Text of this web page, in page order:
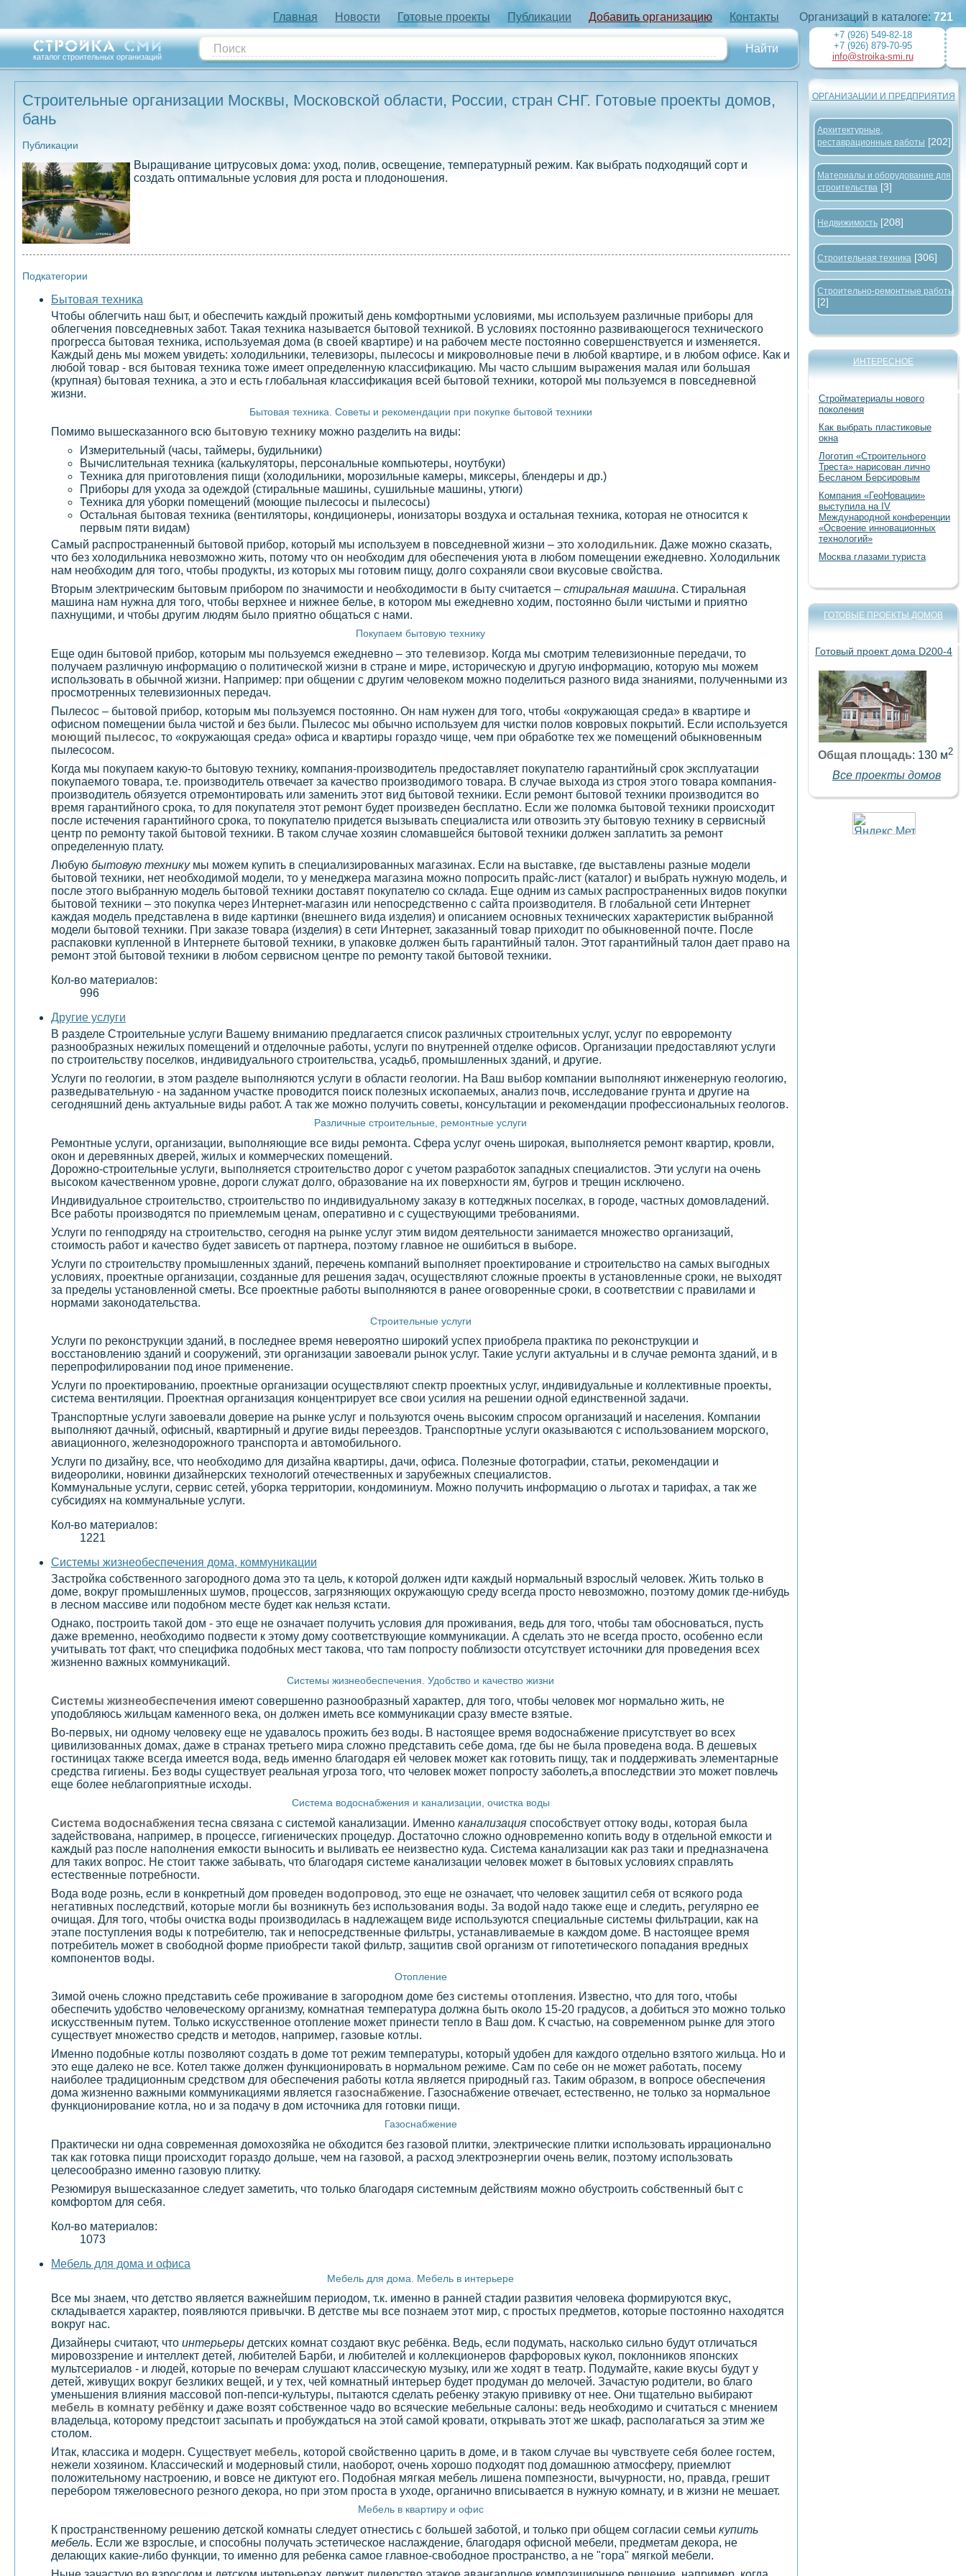
Главная Новости Готовые проекты Публикации Добавить организацию Контакты
каталог строительных организаций
Строительные организации Москвы, Московской области, России, стран СНГ. Готовые проекты домов,
бань
Публикации
Выращивание цитрусовых дома: уход, полив, освещение, температурный режим. Как выбрать подходящий сорт и
создать оптимальные условия для роста и плодоношения.
Подкатегории
Бытовая техника
Чтобы облегчить наш быт, и обеспечить каждый прожитый день комфортными условиями, мы используем различные приборы для
облегчения повседневных забот. Такая техника называется бытовой техникой. В условиях постоянно развивающегося технического
прогресса бытовая техника, используемая дома (в своей квартире) и на рабочем месте постоянно совершенствуется и изменяется.
Каждый день мы можем увидеть: холодильники, телевизоры, пылесосы и микроволновые печи в любой квартире, и в любом офисе. Как и
любой товар - вся бытовая техника тоже имеет определенную классификацию. Мы часто слышим выражения малая или большая
(крупная) бытовая техника, а это и есть глобальная классификация всей бытовой техники, которой мы пользуемся в повседневной
жизни.
Бытовая техника. Советы и рекомендации при покупке бытовой техники
Помимо вышесказанного всю бытовую технику можно разделить на виды:
Измерительный (часы, таймеры, будильники)
Вычислительная техника (калькуляторы, персональные компьютеры, ноутбуки)
Техника для приготовления пищи (холодильники, морозильные камеры, миксеры, блендеры и др.)
Приборы для ухода за одеждой (стиральные машины, сушильные машины, утюги)
Техника для уборки помещений (моющие пылесосы и пылесосы)
Остальная бытовая техника (вентиляторы, кондиционеры, ионизаторы воздуха и остальная техника, которая не относится к
первым пяти видам)
Самый распространенный бытовой прибор, который мы используем в повседневной жизни – это холодильник. Даже можно сказать,
что без холодильника невозможно жить, потому что он необходим для обеспечения уюта в любом помещении ежедневно. Холодильник
нам необходим для того, чтобы продукты, из которых мы готовим пищу, долго сохраняли свои вкусовые свойства.
Вторым электрическим бытовым прибором по значимости и необходимости в быту считается – стиральная машина. Стиральная
машина нам нужна для того, чтобы верхнее и нижнее белье, в котором мы ежедневно ходим, постоянно были чистыми и приятно
пахнущими, и чтобы другим людям было приятно общаться с нами.
Покупаем бытовую технику
Еще один бытовой прибор, которым мы пользуемся ежедневно – это телевизор. Когда мы смотрим телевизионные передачи, то
получаем различную информацию о политической жизни в стране и мире, историческую и другую информацию, которую мы можем
использовать в обычной жизни. Например: при общении с другим человеком можно поделиться разного вида знаниями, полученными из
просмотренных телевизионных передач.
Пылесос – бытовой прибор, которым мы пользуемся постоянно. Он нам нужен для того, чтобы «окружающая среда» в квартире и
офисном помещении была чистой и без были. Пылесос мы обычно используем для чистки полов ковровых покрытий. Если используется
моющий пылесос, то «окружающая среда» офиса и квартиры гораздо чище, чем при обработке тех же помещений обыкновенным
пылесосом.
Когда мы покупаем какую-то бытовую технику, компания-производитель предоставляет покупателю гарантийный срок эксплуатации
покупаемого товара, т.е. производитель отвечает за качество производимого товара. В случае выхода из строя этого товара компания-
производитель обязуется отремонтировать или заменить этот вид бытовой техники. Если ремонт бытовой техники производится во
время гарантийного срока, то для покупателя этот ремонт будет произведен бесплатно. Если же поломка бытовой техники происходит
после истечения гарантийного срока, то покупателю придется вызывать специалиста или отвозить эту бытовую технику в сервисный
центр по ремонту такой бытовой техники. В таком случае хозяин сломавшейся бытовой техники должен заплатить за ремонт
определенную плату.
Любую бытовую техникумы можем купить в специализированных магазинах. Если на выставке, где выставлены разные модели
бытовой техники, нет необходимой модели, то у менеджера магазина можно попросить прайс-лист (каталог) и выбрать нужную модель, и
после этого выбранную модель бытовой техники доставят покупателю со склада. Еще одним из самых распространенных видов покупки
бытовой техники – это покупка через Интернет-магазин или непосредственно с сайта производителя. В глобальной сети Интернет
каждая модель представлена в виде картинки (внешнего вида изделия) и описанием основных технических характеристик выбранной
модели бытовой техники. При заказе товара (изделия) в сети Интернет, заказанный товар приходит по обыкновенной почте. После
распаковки купленной в Интернете бытовой техники, в упаковке должен быть гарантийный талон. Этот гарантийный талон дает право на
ремонт этой бытовой техники в любом сервисном центре по ремонту такой бытовой техники.
Кол-во материалов:
996
Другие услуги
В разделе Строительные услуги Вашему вниманию предлагается список различных строительных услуг, услуг по евроремонту
разнообразных нежилых помещений и отделочные работы, услуги по внутренней отделке офисов. Организации предоставляют услуги
по строительству поселков, индивидуального строительства, усадьб, промышленных зданий, и другие.
Услуги по геологии, в этом разделе выполняются услуги в области геологии. На Ваш выбор компании выполняют инженерную геологию,
разведывательную - на заданном участке проводится поиск полезных ископаемых, анализ почв, исследование грунта и другие на
сегодняшний день актуальные виды работ. А так же можно получить советы, консультации и рекомендации профессиональных геологов.
Различные строительные, ремонтные услуги
Ремонтные услуги, организации, выполняющие все виды ремонта. Сфера услуг очень широкая, выполняется ремонт квартир, кровли,
окон и деревянных дверей, жилых и коммерческих помещений.
Дорожно-строительные услуги, выполняется строительство дорог с учетом разработок западных специалистов. Эти услуги на очень
высоком качественном уровне, дороги служат долго, образование на их поверхности ям, бугров и трещин исключено.
Индивидуальное строительство, строительство по индивидуальному заказу в коттеджных поселках, в городе, частных домовладений.
Все работы производятся по приемлемым ценам, оперативно и с существующими требованиями.
Услуги по генподряду на строительство, сегодня на рынке услуг этим видом деятельности занимается множество организаций,
стоимость работ и качество будет зависеть от партнера, поэтому главное не ошибиться в выборе.
Услуги по строительству промышленных зданий, перечень компаний выполняет проектирование и строительство на самых выгодных
условиях, проектные организации, созданные для решения задач, осуществляют сложные проекты в установленные сроки, не выходят
за пределы установленной сметы. Все проектные работы выполняются в ранее оговоренные сроки, в соответствии с правилами и
нормами законодательства.
Строительные услуги
Услуги по реконструкции зданий, в последнее время невероятно широкий успех приобрела практика по реконструкции и
восстановлению зданий и сооружений, эти организации завоевали рынок услуг. Такие услуги актуальны и в случае ремонта зданий, и в
перепрофилировании под иное применение.
Услуги по проектированию, проектные организации осуществляют спектр проектных услуг, индивидуальные и коллективные проекты,
система вентиляции. Проектная организация концентрирует все свои усилия на решении одной единственной задачи.
Транспортные услуги завоевали доверие на рынке услуг и пользуются очень высоким спросом организаций и населения. Компании
выполняют дачный, офисный, квартирный и другие виды переездов. Транспортные услуги оказываются с использованием морского,
авиационного, железнодорожного транспорта и автомобильного.
Услуги по дизайну, все, что необходимо для дизайна квартиры, дачи, офиса. Полезные фотографии, статьи, рекомендации и
видеоролики, новинки дизайнерских технологий отечественных и зарубежных специалистов.
Коммунальные услуги, сервис сетей, уборка территории, кондоминиум. Можно получить информацию о льготах и тарифах, а так же
субсидиях на коммунальные услуги.
Кол-во материалов:
1221
Системы жизнеобеспечения дома, коммуникации
Застройка собственного загородного дома это та цель, к которой должен идти каждый нормальный взрослый человек. Жить только в
доме, вокруг промышленных шумов, процессов, загрязняющих окружающую среду всегда просто невозможно, поэтому домик где-нибудь
в лесном массиве или подобном месте будет как нельзя кстати.
Однако, построить такой дом - это еще не означает получить условия для проживания, ведь для того, чтобы там обосноваться, пусть
даже временно, необходимо подвести к этому дому соответствующие коммуникации. А сделать это не всегда просто, особенно если
учитывать тот факт, что специфика подобных мест такова, что там попросту поблизости отсутствует источники для проведения всех
жизненно важных коммуникаций.
Системы жизнеобеспечения. Удобство и качество жизни
Системы жизнеобеспечения имеют совершенно разнообразный характер, для того, чтобы человек мог нормально жить, не
уподобляюсь жильцам каменного века, он должен иметь все коммуникации сразу вместе взятые.
Во-первых, ни одному человеку еще не удавалось прожить без воды. В настоящее время водоснабжение присутствует во всех
цивилизованных домах, даже в странах третьего мира сложно представить себе дома, где бы не была проведена вода. В дешевых
гостиницах также всегда имеется вода, ведь именно благодаря ей человек может как готовить пищу, так и поддерживать элементарные
средства гигиены. Без воды существует реальная угроза того, что человек может попросту заболеть,а впоследствии это может повлечь
еще более неблагоприятные исходы.
Система водоснабжения и канализации, очистка воды
Система водоснабжения тесна связана с системой канализации. Именно канализация способствует оттоку воды, которая была
задействована, например, в процессе, гигиенических процедур. Достаточно сложно одновременно копить воду в отдельной емкости и
каждый раз после наполнения емкости выносить и выливать ее неизвестно куда. Система канализации как раз таки и предназначена
для таких вопрос. Не стоит также забывать, что благодаря системе канализации человек может в бытовых условиях справлять
естественные потребности.
Вода воде рознь, если в конкретный дом проведен водопровод, это еще не означает, что человек защитил себя от всякого рода
негативных последствий, которые могли бы возникнуть без использования воды. За водой надо также еще и следить, регулярно ее
очищая. Для того, чтобы очистка воды производилась в надлежащем виде используются специальные системы фильтрации, как на
этапе поступления воды к потребителю, так и непосредственные фильтры, устанавливаемые в каждом доме. В настоящее время
потребитель может в свободной форме приобрести такой фильтр, защитив свой организм от гипотетического попадания вредных
компонентов воды.
Отопление
Зимой очень сложно представить себе проживание в загородном доме без системы отопления. Известно, что для того, чтобы
обеспечить удобство человеческому организму, комнатная температура должна быть около 15-20 градусов, а добиться это можно только
искусственным путем. Только искусственное отопление может принести тепло в Ваш дом. К счастью, на современном рынке для этого
существует множество средств и методов, например, газовые котлы.
Именно подобные котлы позволяют создать в доме тот режим температуры, который удобен для каждого отдельно взятого жильца. Но и
это еще далеко не все. Котел также должен функционировать в нормальном режиме. Сам по себе он не может работать, посему
наиболее традиционным средством для обеспечения работы котла является природный газ. Таким образом, в вопросе обеспечения
дома жизненно важными коммуникациями является газоснабжение. Газоснабжение отвечает, естественно, не только за нормальное
функционирование котла, но и за подачу в дом источника для готовки пищи.
Газоснабжение
Практически ни одна современная домохозяйка не обходится без газовой плитки, электрические плитки использовать иррационально
так как готовка пищи происходит гораздо дольше, чем на газовой, а расход электроэнергии очень велик, поэтому использовать
целесообразно именно газовую плитку.
Резюмируя вышесказанное следует заметить, что только благодаря системным действиям можно обустроить собственный быт с
комфортом для себя.
Кол-во материалов:
1073
Мебель для дома и офиса
Мебель для дома. Мебель в интерьере
Все мы знаем, что детство является важнейшим периодом, т.к. именно в ранней стадии развития человека формируются вкус,
складывается характер, появляются привычки. В детстве мы все познаем этот мир, с простых предметов, которые постоянно находятся
вокруг нас.
Дизайнеры считают, что интерьеры детских комнат создают вкус ребёнка. Ведь, если подумать, насколько сильно будут отличаться
мировоззрение и интеллект детей, любителей Барби, и любителей и коллекционеров фарфоровых кукол, поклонников японских
мультсериалов - и людей, которые по вечерам слушают классическую музыку, или же ходят в театр. Подумайте, какие вкусы будут у
детей, живущих вокруг безликих вещей, и у тех, чей комнатный интерьер будет продуман до мелочей. Зачастую родители, во благо
уменьшения влияния массовой поп-пепси-культуры, пытаются сделать ребенку этакую прививку от нее. Они тщательно выбирают
мебель в комнату ребёнку и даже возят собственное чадо во всяческие мебельные салоны: ведь необходимо и считаться с мнением
владельца, которому предстоит засыпать и пробуждаться на этой самой кровати, открывать этот же шкаф, располагаться за этим же
столом.
Итак, классика и модерн. Существует мебель, которой свойственно царить в доме, и в таком случае вы чувствуете себя более гостем,
нежели хозяином. Классический и модерновый стили, наоборот, очень хорошо подходят под домашнюю атмосферу, приемлют
положительному настроению, и вовсе не диктуют его. Подобная мягкая мебель лишена помпезности, вычурности, но, правда, грешит
перебором тяжеловесного резного декора, но при этом проста в уходе, органично вписывается в нужную комнату, и в жизни не мешает.
Мебель в квартиру и офис
К пространственному решению детской комнаты следует отнестись с большей заботой, и только при общем согласии семьи купить
мебель. Если же взрослые, и способны получать эстетическое наслаждение, благодаря офисной мебели, предметам декора, не
делающих какие-либо функции, то именно для ребенка самое главное-свободное пространство, а не "гора" мягкой мебели.
Организаций в каталоге: 721
+7 (926) 549-82-18
+7 (926) 879-70-95
info@stroika-smi.ru
ОРГАНИЗАЦИИ И ПРЕДПРИЯТИЯ
Архитектурные,
реставрационные работы [202]
Материалы и оборудование для
строительства [3]
Недвижимость [208]
Строительная техника [306]
Строительно-ремонтные работы
[2]
ИНТЕРЕСНОЕ
Стройматериалы нового
поколения
Как выбрать пластиковые
окна
Логотип «Строительного
Треста» нарисован лично
Бесланом Берсировым
Компания «ГеоНовации»
выступила на IV
Международной конференции
«Освоение инновационных
технологий»
Москва глазами туриста
ГОТОВЫЕ ПРОЕКТЫ ДОМОВ
Готовый проект дома D200-4
Общая площадь: 130 м2
Все проекты домов